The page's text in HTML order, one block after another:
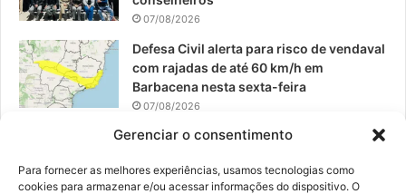
Gerenciar o consentimento
Para fornecer as melhores experiências, usamos tecnologias como
cookies para armazenar e/ou acessar informações do dispositivo. O
07/08/2026
Defesa Civil alerta para risco de vendaval
com rajadas de até 60 km/h em
Barbacena nesta sexta-feira
07/08/2026
EPCAR tem a melhor nota do IDEB no
06/08/2026